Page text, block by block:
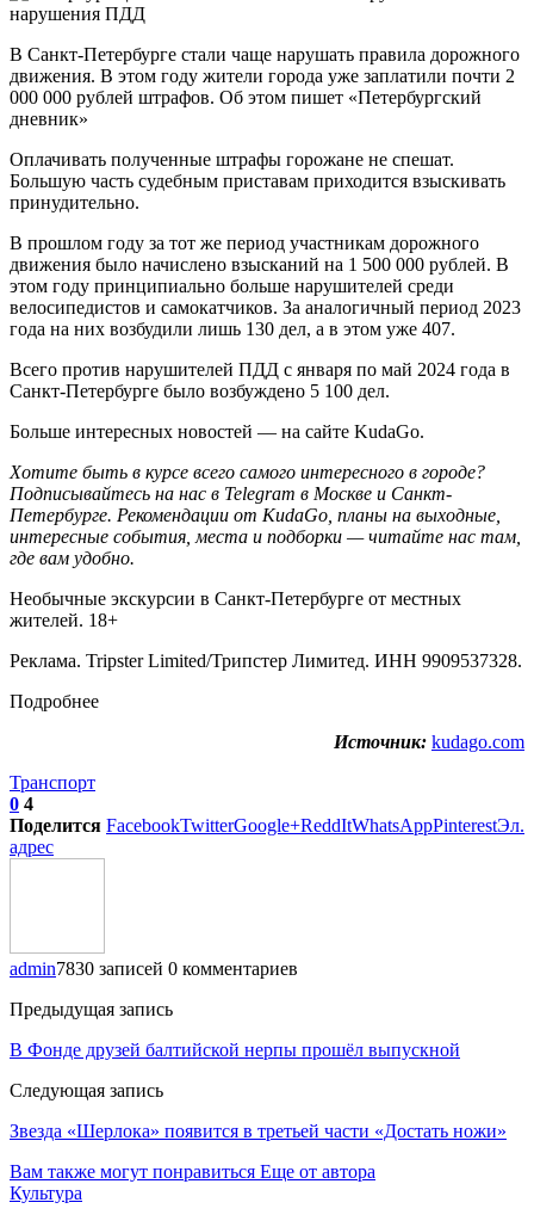
В Санкт-Петербурге стали чаще нарушать правила дорожного
движения. В этом году жители города уже заплатили почти 2
000 000 рублей штрафов. Об этом пишет «Петербургский
дневник»
Оплачивать полученные штрафы горожане не спешат.
Большую часть судебным приставам приходится взыскивать
принудительно.
В прошлом году за тот же период участникам дорожного
движения было начислено взысканий на 1 500 000 рублей. В
этом году принципиально больше нарушителей среди
велосипедистов и самокатчиков. За аналогичный период 2023
года на них возбудили лишь 130 дел, а в этом уже 407.
Всего против нарушителей ПДД с января по май 2024 года в
Санкт-Петербурге было возбуждено 5 100 дел.
Больше интересных новостей — на сайте KudaGo.
Хотите быть в курсе всего самого интересного в городе?
Подписывайтесь на нас в Telegram в Москве и Санкт-
Петербурге. Рекомендации от KudaGo, планы на выходные,
интересные события, места и подборки — читайте нас там,
где вам удобно.
Необычные экскурсии в Санкт-Петербурге от местных
жителей. 18+
Реклама. Tripster Limited/Трипстер Лимитед. ИНН 9909537328.
Подробнее
Источник: kudago.com
Транспорт
0 4
Поделится FacebookTwitterGoogle+ReddItWhatsAppPinterestЭл.
адрес
admin7830 записей 0 комментариев
Предыдущая запись
В Фонде друзей балтийской нерпы прошёл выпускной
Следующая запись
Звезда «Шерлока» появится в третьей части «Достать ножи»
Вам также могут понравиться Еще от автора
Культура